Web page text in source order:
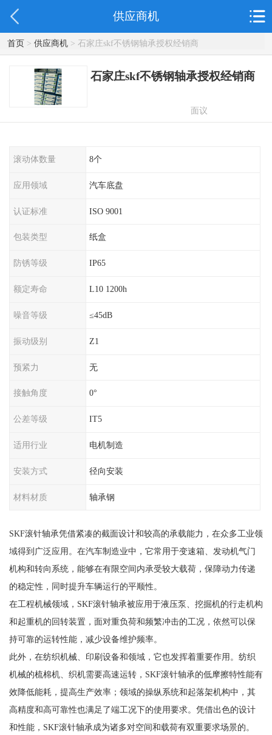
供应商机
首页> 供应商机> 石家庄skf不锈钢轴承授权经销商
石家庄skf不锈钢轴承授权经销商
面议
滚动体数量 8个
应用领域 汽车底盘
认证标准 ISO 9001
包装类型 纸盒
防锈等级 IP65
额定寿命 L10 1200h
噪音等级 ≤45dB
振动级别 Z1
预紧力 无
接触角度 0°
公差等级 IT5
适用行业 电机制造
安装方式 径向安装
材料材质 轴承钢
SKF滚针轴承凭借紧凑的截面设计和较高的承载能力，在众多工业领
域得到广泛应用。在汽车制造业中，它常用于变速箱、发动机气门
机构和转向系统，能够在有限空间内承受较大载荷，保障动力传递
的稳定性，同时提升车辆运行的平顺性。
在工程机械领域，SKF滚针轴承被应用于液压泵、挖掘机的行走机构
和起重机的回转装置，面对重负荷和频繁冲击的工况，依然可以保
持可靠的运转性能，减少设备维护频率。
此外，在纺织机械、印刷设备和领域，它也发挥着重要作用。纺织
机械的梳棉机、织机需要高速运转，SKF滚针轴承的低摩擦特性能有
效降低能耗，提高生产效率；领域的操纵系统和起落架机构中，其
高精度和高可靠性也满足了端工况下的使用要求。凭借出色的设计
和性能，SKF滚针轴承成为诸多对空间和载荷有双重要求场景的。